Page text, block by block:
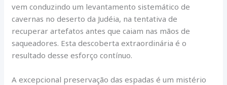
vem conduzindo um levantamento sistemático de
cavernas no deserto da Judéia, na tentativa de
recuperar artefatos antes que caiam nas mãos de
saqueadores. Esta descoberta extraordinária é o
resultado desse esforço contínuo.
A excepcional preservação das espadas é um mistério